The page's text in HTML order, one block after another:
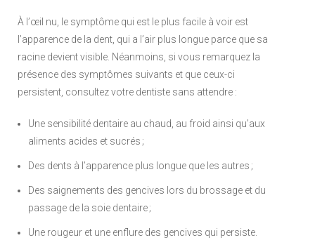
À l’œil nu, le symptôme qui est le plus facile à voir est
l’apparence de la dent, qui a l’air plus longue parce que sa
racine devient visible. Néanmoins, si vous remarquez la
présence des symptômes suivants et que ceux-ci
persistent, consultez votre dentiste sans attendre :
Une sensibilité dentaire au chaud, au froid ainsi qu’aux
aliments acides et sucrés ;
Des dents à l’apparence plus longue que les autres ;
Des saignements des gencives lors du brossage et du
passage de la soie dentaire ;
Une rougeur et une enflure des gencives qui persiste.